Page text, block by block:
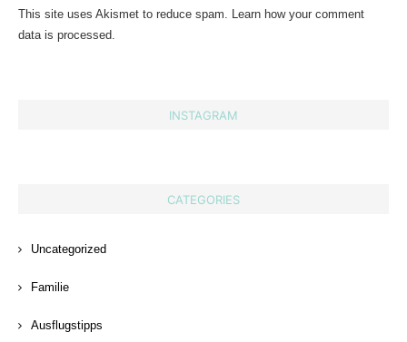
This site uses Akismet to reduce spam. Learn how your comment
data is processed.
INSTAGRAM
CATEGORIES
Uncategorized
Familie
Ausflugstipps